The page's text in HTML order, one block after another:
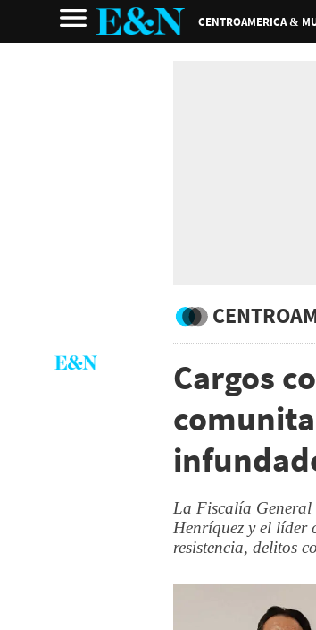
CENTROAMERICA &
Cargos
La Fiscalía
Henríquez y el líder
resistencia, delitos